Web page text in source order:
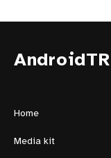
AndroidTR
Home
Media kit